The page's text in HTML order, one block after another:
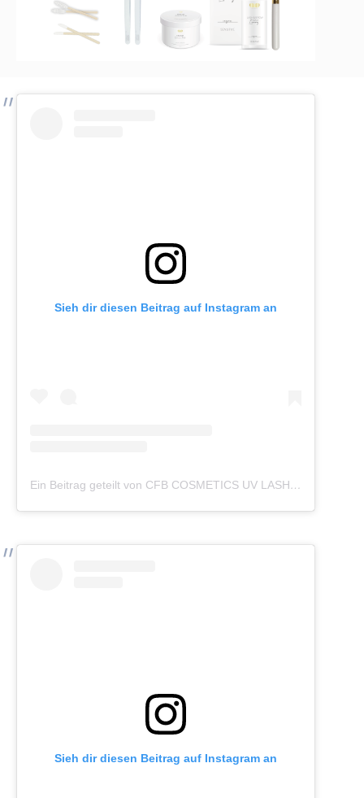
Sieh dir diesen Beitrag auf Instagram an
Ein Beitrag geteilt von CFB COSMETICS UV LASHES (@cfb_cosmetics_germany)
Sieh dir diesen Beitrag auf Instagram an